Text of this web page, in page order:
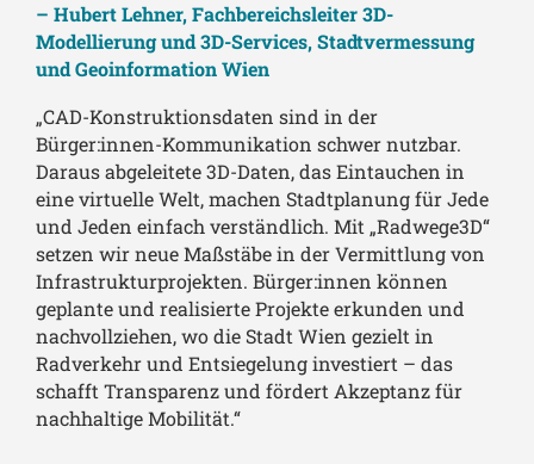
– Hubert Lehner, Fachbereichsleiter 3D-
Modellierung und 3D-Services, Stadtvermessung
und Geoinformation Wien
„CAD-Konstruktionsdaten sind in der
Bürger:innen-Kommunikation schwer nutzbar.
Daraus abgeleitete 3D-Daten, das Eintauchen in
eine virtuelle Welt, machen Stadtplanung für Jede
und Jeden einfach verständlich. Mit „Radwege3D“
setzen wir neue Maßstäbe in der Vermittlung von
Infrastrukturprojekten. Bürger:innen können
geplante und realisierte Projekte erkunden und
nachvollziehen, wo die Stadt Wien gezielt in
Radverkehr und Entsiegelung investiert – das
schafft Transparenz und fördert Akzeptanz für
nachhaltige Mobilität.“